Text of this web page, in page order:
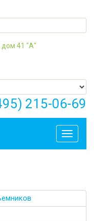
дом 41 "А"
215-06-69
Toggle